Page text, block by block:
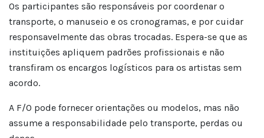
Os participantes são responsáveis por coordenar o
transporte, o manuseio e os cronogramas, e por cuidar
responsavelmente das obras trocadas. Espera-se que as
instituições apliquem padrões profissionais e não
transfiram os encargos logísticos para os artistas sem
acordo.
A F/O pode fornecer orientações ou modelos, mas não
assume a responsabilidade pelo transporte, perdas ou